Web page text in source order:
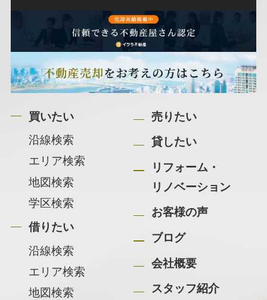
買いたい
沿線検索
エリア検索
地図検索
学区検索
借りたい
沿線検索
エリア検索
地図検索
売りたい
貸したい
リフォーム・
リノベーション
お客様の声
ブログ
会社概要
スタッフ紹介